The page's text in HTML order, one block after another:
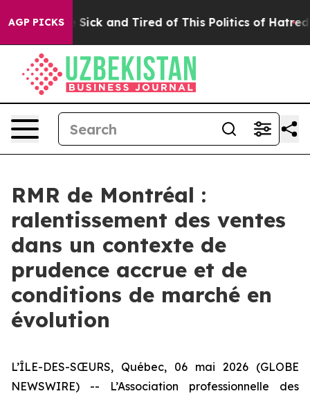
AGP PICKS
Are Sick and Tired of This Politics of Hatred” The
RMR de Montréal :
ralentissement des ventes
dans un contexte de
prudence accrue et de
conditions de marché en
évolution
L’ÎLE-DES-SŒURS, Québec, 06 mai 2026 (GLOBE
NEWSWIRE) -- L’Association professionnelle des